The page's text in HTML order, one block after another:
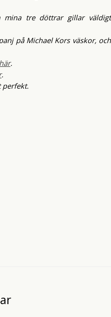
tre döttrar gillar väldigt
på Michael Kors väskor, och
här.
.